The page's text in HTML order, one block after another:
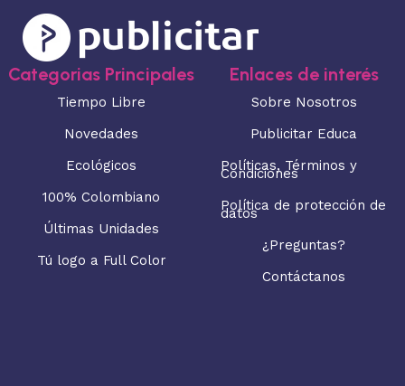
Categorias Principales
Tiempo Libre
Novedades
Ecológicos
100% Colombiano
Últimas Unidades
Tú logo a Full Color
Enlaces de interés
Sobre Nosotros
Publicitar Educa
Políticas, Términos y
Condiciones
Política de protección de
datos
¿Preguntas?
Contáctanos